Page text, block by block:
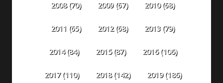
2008(70) 2009(67) 2010(68)
2011 (65) 2012(68) 2013(79)
2014(84) 2015(87) 2016(106)
2017(110) 2018(142) 2019(186)